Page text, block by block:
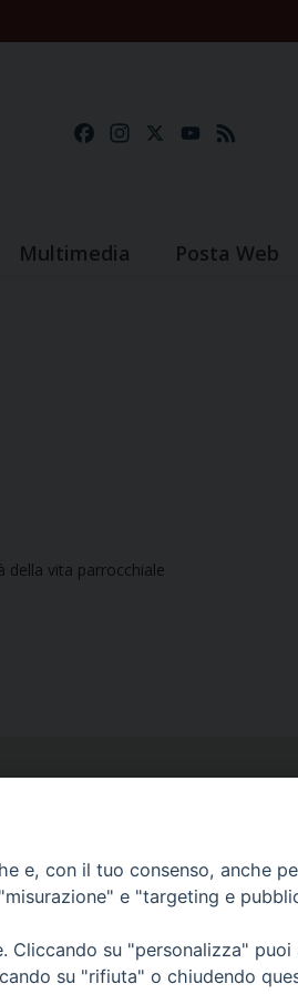
FacebookInstagramYouTube
Multimedia Posta Web
della vita parrocchiale
sociali
4 – 70056 Molfetta (BA)
e, con il tuo consenso, anche
e "targeting e
su "personalizza"
su "rifiuta" o chiudendo